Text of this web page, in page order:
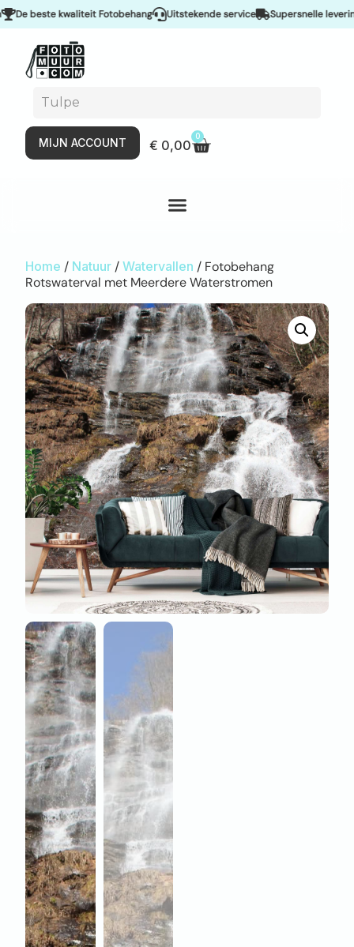
beste kwaliteit Fotobehang Uitstekende service Supersnelle levering &
MIJN ACCOUNT € 0,00
0
Home / Natuur / Watervallen / Fotobehang
Rotswaterval met Meerdere Waterstromen